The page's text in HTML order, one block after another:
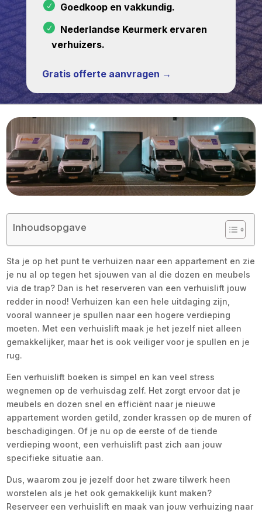
Goedkoop en vakkundig.
Nederlandse Keurmerk ervaren
verhuizers.
Gratis offerte aanvragen →
Inhoudsopgave
Sta je op het punt te verhuizen naar een appartement en zie
je nu al op tegen het sjouwen van al die dozen en meubels
via de trap? Dan is het reserveren van een verhuislift jouw
redder in nood! Verhuizen kan een hele uitdaging zijn,
vooral wanneer je spullen naar een hogere verdieping
moeten. Met een verhuislift maak je het jezelf niet alleen
gemakkelijker, maar het is ook veiliger voor je spullen en je
rug.
Een verhuislift boeken is simpel en kan veel stress
wegnemen op de verhuisdag zelf. Het zorgt ervoor dat je
meubels en dozen snel en efficiënt naar je nieuwe
appartement worden getild, zonder krassen op de muren of
beschadigingen. Of je nu op de eerste of de tiende
verdieping woont, een verhuislift past zich aan jouw
specifieke situatie aan.
Dus, waarom zou je jezelf door het zware tilwerk heen
worstelen als je het ook gemakkelijk kunt maken?
Reserveer een verhuislift en maak van jouw verhuizing naar